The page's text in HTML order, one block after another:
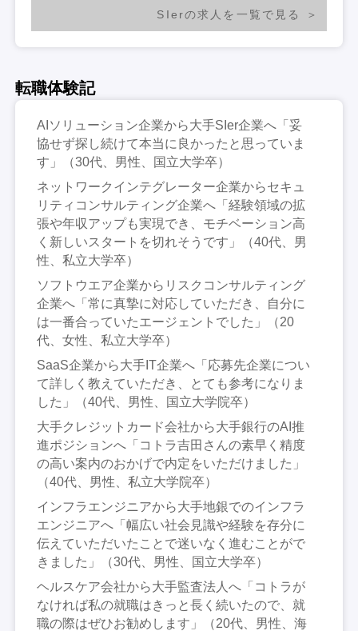
SIerの求人を一覧で見る
転職体験記
AIソリューション企業から大手SIer企業へ「妥
協せず探し続けて本当に良かったと思っていま
す」（30代、男性、国立大学卒）
ネットワークインテグレーター企業からセキュ
リティコンサルティング企業へ「経験領域の拡
張や年収アップも実現でき、モチベーション高
く新しいスタートを切れそうです」（40代、男
性、私立大学卒）
ソフトウエア企業からリスクコンサルティング
企業へ「常に真摯に対応していただき、自分に
は一番合っていたエージェントでした」（20
代、女性、私立大学卒）
SaaS企業から大手IT企業へ「応募先企業につい
て詳しく教えていただき、とても参考になりま
した」（40代、男性、国立大学院卒）
大手クレジットカード会社から大手銀行のAI推
進ポジションへ「コトラ吉田さんの素早く精度
の高い案内のおかげで内定をいただけました」
（40代、男性、私立大学院卒）
インフラエンジニアから大手地銀でのインフラ
エンジニアへ「幅広い社会見識や経験を存分に
伝えていただいたことで迷いなく進むことがで
きました」（30代、男性、国立大学卒）
ヘルスケア会社から大手監査法人へ「コトラが
なければ私の就職はきっと長く続いたので、就
職の際はぜひお勧めします」（20代、男性、海